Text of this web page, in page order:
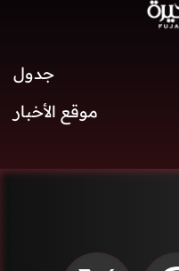
جدول
موقع الأخبار